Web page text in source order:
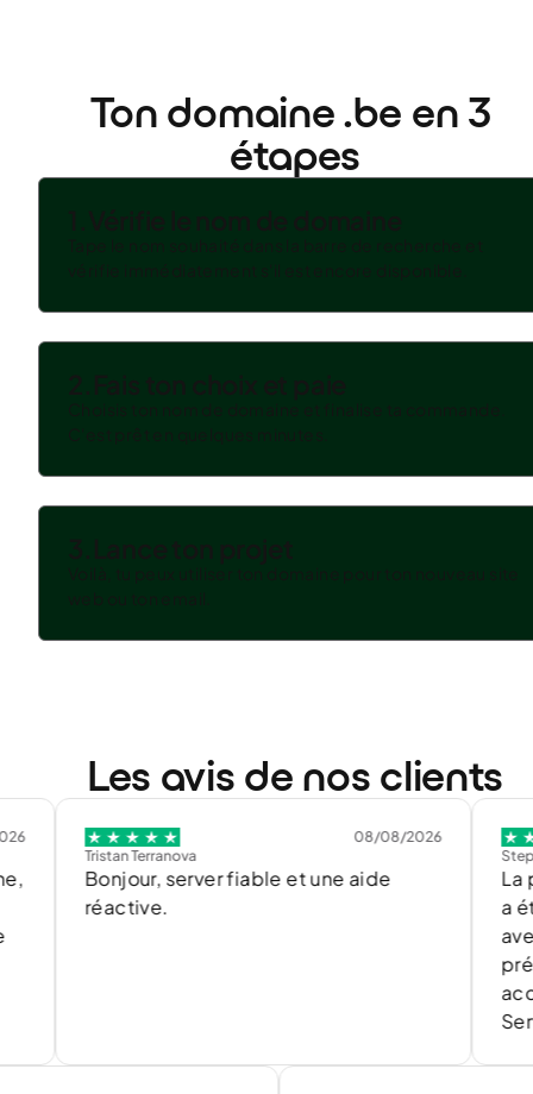
Ton domaine .be en 3
étapes
Les avis de nos clients
Tristan Terranova
08/08/2026
Bonjour, server fiable et une aide
réactive.
Stephane
La prise
a été
avec
accueil
Service